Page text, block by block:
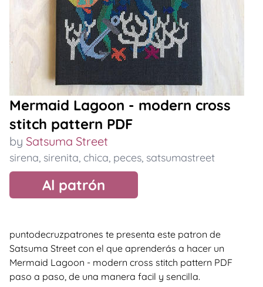
Mermaid Lagoon - modern cross
stitch pattern PDF
by Satsuma Street
sirena, sirenita, chica, peces, satsumastreet
Al patrón
puntodecruzpatrones te presenta este patron de
Satsuma Street con el que aprenderás a hacer un
Mermaid Lagoon - modern cross stitch pattern PDF
paso a paso, de una manera facil y sencilla.